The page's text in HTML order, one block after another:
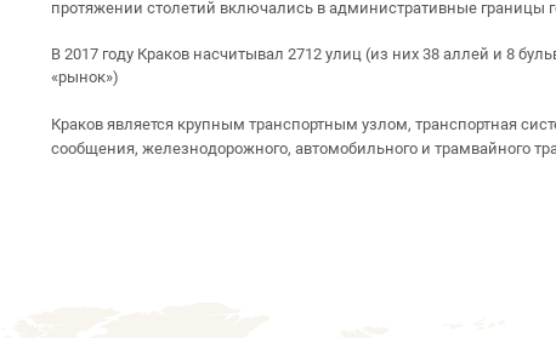
протяжении столетий включались в административные границы
В 2017 году Краков насчитывал 2712 улиц (из них 38 аллей и 8
«рынок»)
Краков является крупным транспортным узлом, транспортная
сообщения, железнодорожного, автомобильного и трамвайного